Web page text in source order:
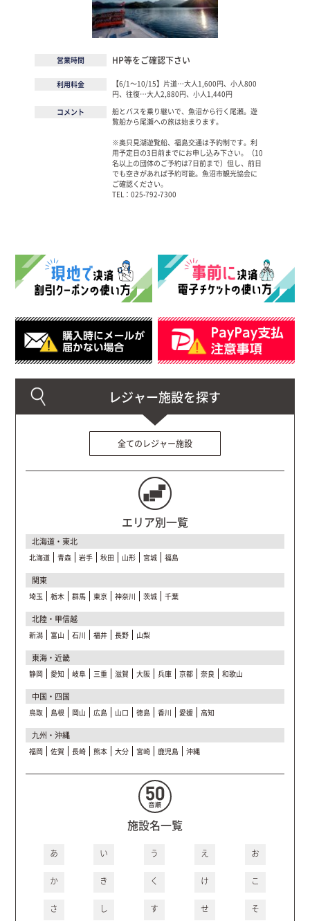
営業時間 HP等をご確認下さい
利用料金
【6/1〜10/15】片道…大人1,600円、小人800
円、往復…大人2,880円、小人1,440円
コメント
船とバスを乗り継いで、魚沼から行く尾瀬。遊
覧船から尾瀬への旅は始まります。
※奥只見湖遊覧船、福島交通は予約制です。利
用予定日の3日前までにお申し込み下さい。（10
名以上の団体のご予約は7日前まで）但し、前日
でも空きがあれば予約可能。魚沼市観光協会に
ご確認ください。
TEL：025-792-7300
全てのレジャー施設
エリア別一覧
北海道・東北
北海道 青森 岩手 秋田 山形 宮城 福島
関東
埼玉 栃木 群馬 東京 神奈川 茨城 千葉
北陸・甲信越
新潟 富山 石川 福井 長野 山梨
東海・近畿
静岡 愛知 岐阜 三重 滋賀 大阪 兵庫 京都 奈良 和歌山
中国・四国
鳥取 島根 岡山 広島 山口 徳島 香川 愛媛 高知
九州・沖縄
福岡 佐賀 長崎 熊本 大分 宮崎 鹿児島 沖縄
施設名一覧
あ い う え お
か き く け こ
さ し す せ そ